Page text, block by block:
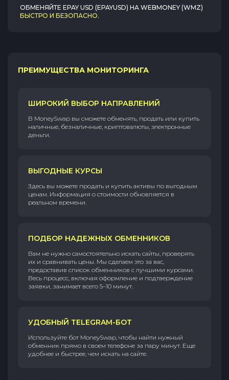
ОБМЕНЯЙТЕ EPAY USD (EPAYUSD) НА WEBMONEY (WMZ)
БЫСТРО И БЕЗОПАСНО.
ПРЕИМУЩЕСТВА МОНИТОРИНГА
ШИРОКИЙ ВЫБОР НАПРАВЛЕНИЙ
В MoneySwap вы сможете обменять, продать или купить
наличные, безналичные, криптовалюты, электронные
деньги.
ВЫГОДНЫЕ КУРСЫ
Здесь вы можете продать и купить активы по выгодным
ценам. Информация о стоимости обновляется в
реальном времени.
ПОДБОР НАДЕЖНЫХ ОБМЕННИКОВ
Вам не нужно самостоятельно искать сайты, проверять
их и сравнивать цены. Мы сделаем это за вас,
предоставив список обменников с лучшими курсами.
Весь процесс, включая оформление и подтверждение
заявки, занимает всего 5–10 минут.
УДОБНЫЙ TELEGRAM-БОТ
Используйте бот MoneySwap, чтобы найти нужный
обменник прямо в своем телефоне за пару минут. Еще
удобнее и быстрее, чем искать на сайте.